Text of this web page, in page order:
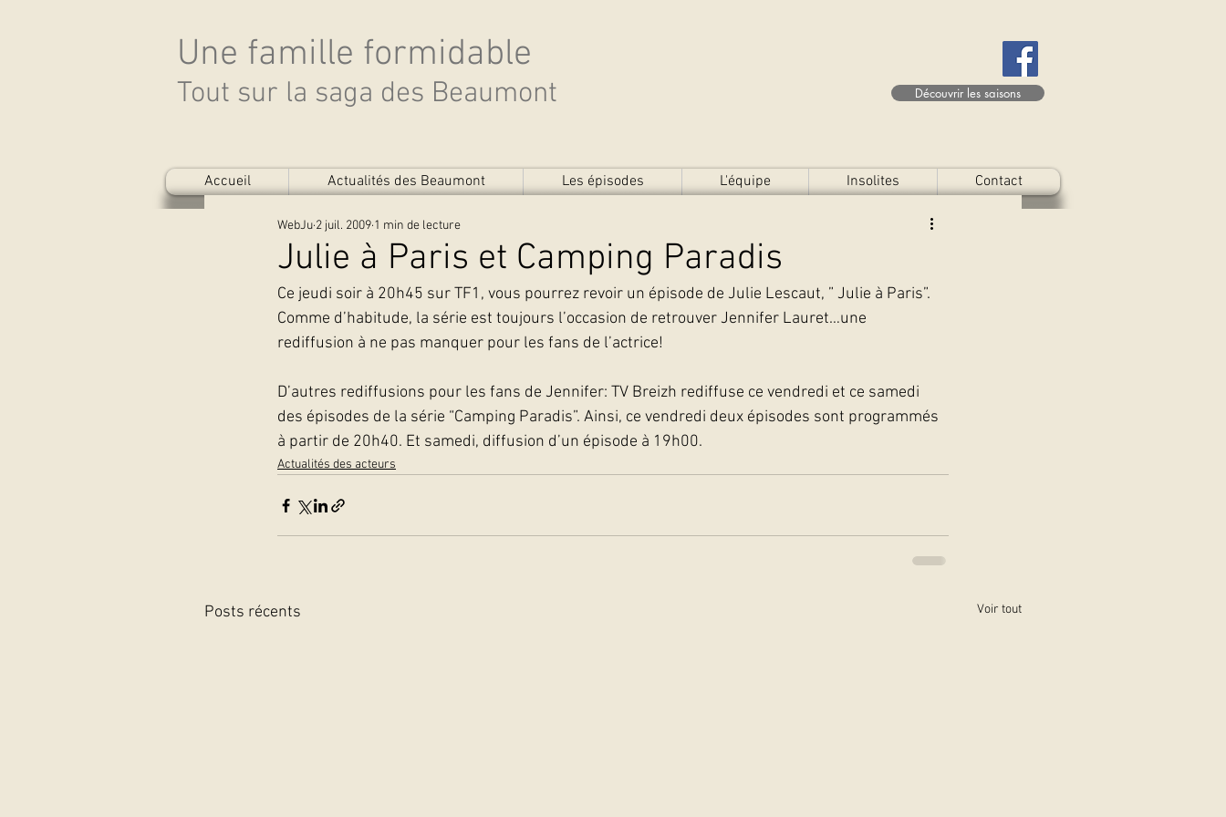
Une famille formidable
Tout sur la saga des Beaumont Découvrir les saisons
Accueil Actualités des Beaumont Les épisodes L'équipe Insolites Contact
Julie à Paris et Camping Paradis
WebJu 2 juil. 2009 1 min de lecture
Ce jeudi soir à 20h45 sur TF1, vous pourrez revoir un épisode de Julie Lescaut, ” Julie à Paris”.
Comme d’habitude, la série est toujours l’occasion de retrouver Jennifer Lauret…une
rediffusion à ne pas manquer pour les fans de l’actrice!
D’autres rediffusions pour les fans de Jennifer: TV Breizh rediffuse ce vendredi et ce samedi
des épisodes de la série “Camping Paradis”. Ainsi, ce vendredi deux épisodes sont programmés
à partir de 20h40. Et samedi, diffusion d’un épisode à 19h00.
Actualités des acteurs
Posts récents Voir tout